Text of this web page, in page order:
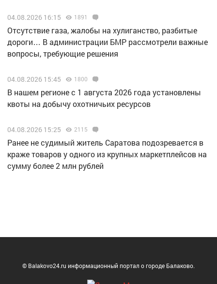
04.08.2026 16:15 1891
Отсутствие газа, жалобы на хулиганство, разбитые
дороги… В администрации БМР рассмотрели важные
вопросы, требующие решения
04.08.2026 15:45 1800
В нашем регионе с 1 августа 2026 года установлены
квоты на добычу охотничьих ресурсов
04.08.2026 15:25 2115
Ранее не судимый житель Саратова подозревается в
краже товаров у одного из крупных маркетплейсов на
сумму более 2 млн рублей
© Balakovo24.ru информационный портал о городе Балаково.